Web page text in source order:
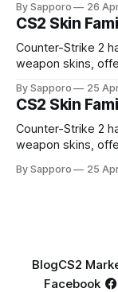
especially
highly affordable. In 2025, top-tier Blue Gems, especially in
Factory New
By Sapporo 26
CS2 Skin
Counter-Strike 2
weapon skins,
selection, certain
standing out due
presence across multiple
book-inspired
By Sapporo 25
CS2 Skin
Counter-Strike 2
weapon skins,
selection, certain
By Sapporo 25
BlogCS2
Facebook